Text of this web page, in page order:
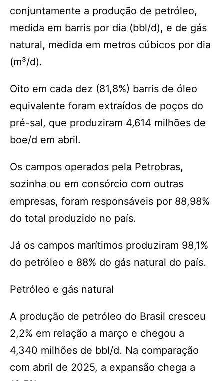
conjuntamente a produção de petróleo,
medida em barris por dia (bbl/d), e de gás
natural, medida em metros cúbicos por dia
(m³/d).
Oito em cada dez (81,8%) barris de óleo
equivalente foram extraídos de poços do
pré-sal, que produziram 4,614 milhões de
boe/d em abril.
Os campos operados pela Petrobras,
sozinha ou em consórcio com outras
empresas, foram responsáveis por 88,98%
do total produzido no país.
Já os campos marítimos produziram 98,1%
do petróleo e 88% do gás natural do país.
Petróleo e gás natural
A produção de petróleo do Brasil cresceu
2,2% em relação a março e chegou a
4,340 milhões de bbl/d. Na comparação
com abril de 2025, a expansão chega a